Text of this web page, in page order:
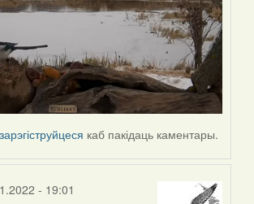
зарэгіструйцеся каб пакідаць каментары.
- 19:01